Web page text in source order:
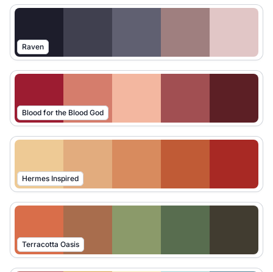
Raven
Blood for the Blood God
Hermes Inspired
Terracotta Oasis